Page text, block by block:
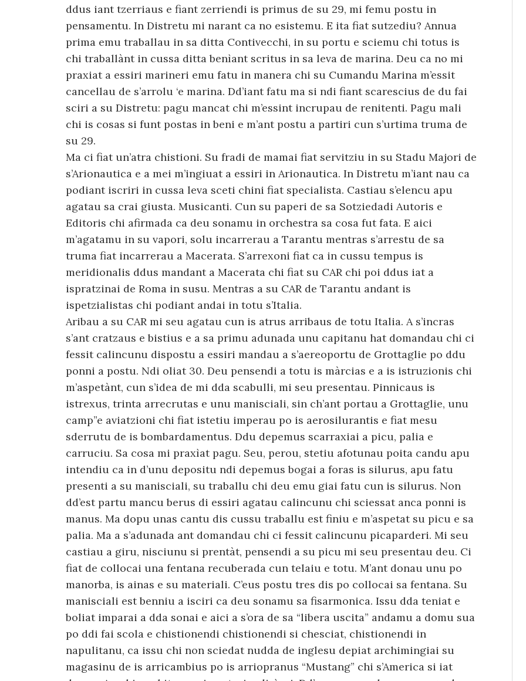
ddus iant tzerriaus e fiant zerriendi is primus de su 29, mi femu postu in
pensamentu. In Distretu mi narant ca no esistemu. E ita fiat sutzediu? Annua
prima emu traballau in sa ditta Contivecchi, in su portu e sciemu chi totus is
chi traballànt in cussa ditta benìant scritus in sa leva de marina. Deu ca no mi
praxiat a essiri marineri emu fatu in manera chi su Cumandu Marina m’essit
cancellau de s’arrolu ‘e marina. Dd’iant fatu ma si ndi fiant scarescius de du fai
sciri a su Distretu: pagu mancat chi m’essint incrupau de renitenti. Pagu mali
chi is cosas si funt postas in beni e m’ant postu a partiri cun s’urtima truma de
su 29.
Ma ci fiat un’atra chistioni. Su fradi de mamai fiat servitziu in su Stadu Majori de
s’Arionautica e a mei m’ingiuat a essiri in Arionautica. In Distretu m’iant nau ca
podiant iscriri in cussa leva sceti chini fiat specialista. Castiau s’elencu apu
agatau sa crai giusta. Musicanti. Cun su paperi de sa Sotziedadi Autoris e
Editoris chi afirmada ca deu sonamu in orchestra sa cosa fut fata. E aici
m’agatamu in su vapori, solu incarrerau a Tarantu mentras s’arrestu de sa
truma fiat incarrerau a Macerata. S’arrexoni fiat ca in cussu tempus is
meridionalis ddus mandant a Macerata chi fiat su CAR chi poi ddus iat a
ispratzinai de Roma in susu. Mentras a su CAR de Tarantu andant is
ispetzialistas chi podiant andai in totu s’Italia.
Aribau a su CAR mi seu agatau cun is atrus arribaus de totu Italia. A s’incras
s’ant cratzaus e bistius e a sa primu adunada unu capitanu hat domandau chi ci
fessit calincunu dispostu a essiri mandau a s’aereoportu de Grottaglie po ddu
ponni a postu. Ndi oliat 30. Deu pensendi a totu is màrcias e a is istruzionis chi
m’aspetànt, cun s’idea de mi dda scabulli, mi seu presentau. Pinnicaus is
istrexus, trinta arrecrutas e unu manisciali, sin ch’ant portau a Grottaglie, unu
camp”e aviatzioni chi fiat istetiu imperau po is aerosilurantis e fiat mesu
sderrutu de is bombardamentus. Ddu depemus scarraxiai a picu, palia e
carruciu. Sa cosa mi praxìat pagu. Seu, perou, stetiu afotunau poita candu apu
intendiu ca in d’unu depositu ndi depemus bogai a foras is silurus, apu fatu
presenti a su manisciali, su traballu chi deu emu giai fatu cun is silurus. Non
dd’est partu mancu berus di essiri agatau calincunu chi sciessat anca ponni is
manus. Ma dopu unas cantu dis cussu traballu est finiu e m’aspetat su picu e sa
palia. Ma a s’adunada ant domandau chi ci fessit calincunu picaparderi. Mi seu
castiau a giru, nisciunu si prentàt, pensendi a su picu mi seu presentau deu. Ci
fiat de collocai una fentana recuberada cun telaiu e totu. M’ant donau unu po
manorba, is ainas e su materiali. C’eus postu tres dis po collocai sa fentana. Su
manisciali est benniu a isciri ca deu sonamu sa fisarmonica. Issu dda teniat e
boliat imparai a dda sonai e aici a s’ora de sa “libera uscita” andamu a domu sua
po ddi fai scola e chistionendi chistionendi si chesciat, chistionendi in
napulitanu, ca issu chi non sciedat nudda de inglesu depiat archimingiai su
magasinu de is arricambius po is arriopranus “Mustang” chi s’America si iat